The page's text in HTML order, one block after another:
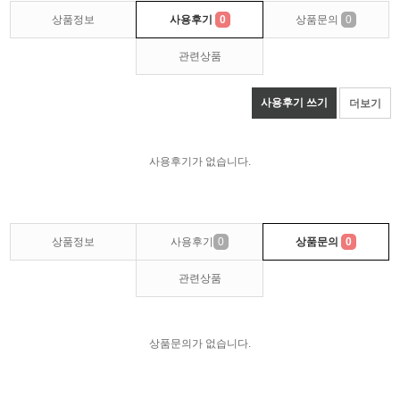
상품정보 사용후기 0 상품문의 0
관련상품
사용후기 쓰기 더보기
사용후기가 없습니다.
상품정보 사용후기 0 상품문의 0
관련상품
상품문의가 없습니다.